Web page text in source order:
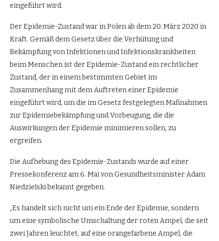
eingeführt wird.
Der Epidemie-Zustand war in Polen ab dem 20. März 2020 in
Kraft. Gemäß dem Gesetz über die Verhütung und
Bekämpfung von Infektionen und Infektionskrankheiten
beim Menschen ist der Epidemie-Zustand ein rechtlicher
Zustand, der in einem bestimmten Gebiet im
Zusammenhang mit dem Auftreten einer Epidemie
eingeführt wird, um die im Gesetz festgelegten Maßnahmen
zur Epidemiebekämpfung und Vorbeugung, die die
Auswirkungen der Epidemie minimieren sollen, zu
ergreifen.
Die Aufhebung des Epidemie-Zustands wurde auf einer
Pressekonferenz am 6. Mai von Gesundheitsminister Adam
Niedzielski bekannt gegeben.
„Es handelt sich nicht um ein Ende der Epidemie, sondern
um eine symbolische Umschaltung der roten Ampel, die seit
zwei Jahren leuchtet, auf eine orangefarbene Ampel, die